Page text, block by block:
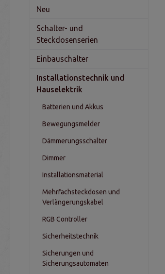
Neu
Schalter- und
Steckdosenserien
Einbauschalter
Installationstechnik und
Hauselektrik
Batterien und Akkus
Bewegungsmelder
Dämmerungsschalter
Dimmer
Installationsmaterial
Mehrfachsteckdosen und
Verlängerungskabel
RGB Controller
Sicherheitstechnik
Sicherungen und
Sicherungsautomaten